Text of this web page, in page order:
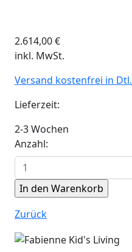
2.614,00€
inkl. MwSt.
Versand kostenfrei in Dtl.
Lieferzeit:
2-3 Wochen
Anzahl:
Zurück